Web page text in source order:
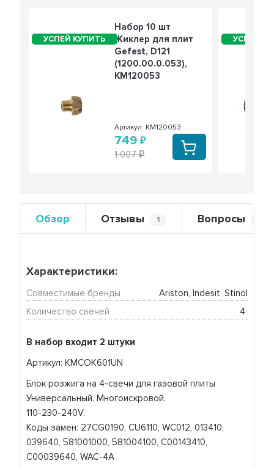
Набор 10 шт
Жиклер для плит
Gefest, D121
(1200.00.0.053),
KM120053
Артикул: KM120053
749
1 007
Обзор Отзывы 1 Вопросы
В набор входит 2 штуки
Артикул: KMCOK601UN
Блок розжига на 4-свечи для газовой плиты
Универсальный. Многоискровой.
110-230-240V.
Коды замен: 27CG0190, CU6110, WC012, 013410,
039640, 581001000, 581004100, C00143410,
C00039640, WAC-4A
Характеристики:
Совместимые бренды
Ariston, Indesit, Stinol
Количество свечей
4